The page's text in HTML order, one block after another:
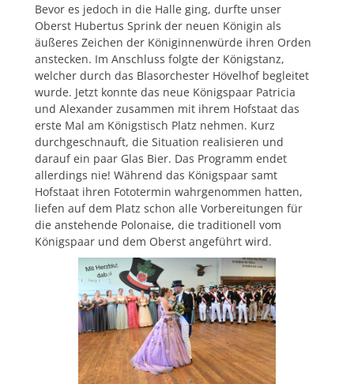
Bevor es jedoch in die Halle ging, durfte unser
Oberst Hubertus Sprink der neuen Königin als
äußeres Zeichen der Königinnenwürde ihren Orden
anstecken. Im Anschluss folgte der Königstanz,
welcher durch das Blasorchester Hövelhof begleitet
wurde. Jetzt konnte das neue Königspaar Patricia
und Alexander zusammen mit ihrem Hofstaat das
erste Mal am Königstisch Platz nehmen. Kurz
durchgeschnauft, die Situation realisieren und
darauf ein paar Glas Bier. Das Programm endet
allerdings nie! Während das Königspaar samt
Hofstaat ihren Fototermin wahrgenommen hatten,
liefen auf dem Platz schon alle Vorbereitungen für
die anstehende Polonaise, die traditionell vom
Königspaar und dem Oberst angeführt wird.